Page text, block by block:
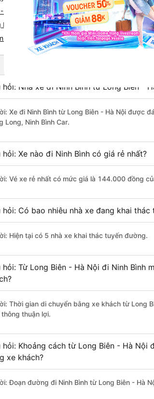
Ninh Bình
nhanh và uy tín nhất
hỏi: Nhà xe đi Ninh Bình từ Long Biên -
Xe đi Ninh Bình từ Long Biên - Hà Nội được
Long, Ninh Bình Car.
hỏi: Xe nào đi Ninh Bình có giá rẻ nhất?
Vé xe rẻ nhất có mức giá là 144.000 đồng
hỏi: Có bao nhiêu nhà xe đang khai
Hiện tại có 5 nhà xe khai thác tuyến đường.
hỏi: Từ Long Biên - Hà Nội đi Ninh Bình
Thời gian di chuyển bằng xe khách từ Long
thuận lợi.
hỏi: Khoảng cách từ Long Biên - Hà Nội
xe khách?
Đoạn đường đi Ninh Bình từ Long Biên - Hà